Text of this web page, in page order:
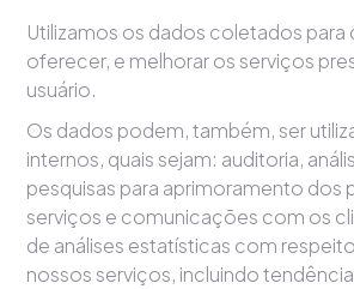
Utilizamos os dados coletados para
oferecer, e melhorar os serviços
usuário.
Os dados podem, também, ser
internos, quais sejam: auditoria,
pesquisas para aprimoramento dos
serviços e comunicações com os
de análises estatísticas com
nossos serviços, incluindo